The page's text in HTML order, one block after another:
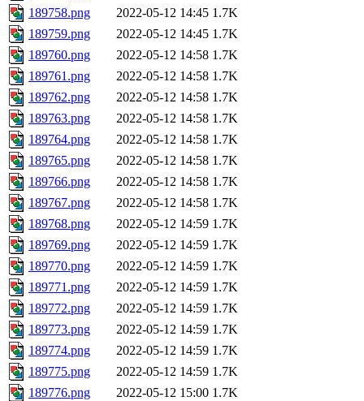
189758.png
2022-05-12 14:45 1.7K
189759.png
2022-05-12 14:45 1.7K
189760.png
2022-05-12 14:58 1.7K
189761.png
2022-05-12 14:58 1.7K
189762.png
2022-05-12 14:58 1.7K
189763.png
2022-05-12 14:58 1.7K
189764.png
2022-05-12 14:58 1.7K
189765.png
2022-05-12 14:58 1.7K
189766.png
2022-05-12 14:58 1.7K
189767.png
2022-05-12 14:58 1.7K
189768.png
2022-05-12 14:59 1.7K
189769.png
2022-05-12 14:59 1.7K
189770.png
2022-05-12 14:59 1.7K
189771.png
2022-05-12 14:59 1.7K
189772.png
2022-05-12 14:59 1.7K
189773.png
2022-05-12 14:59 1.7K
189774.png
2022-05-12 14:59 1.7K
189775.png
2022-05-12 14:59 1.7K
189776.png
2022-05-12 15:00 1.7K